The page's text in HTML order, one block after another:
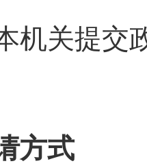
机关提交
方式